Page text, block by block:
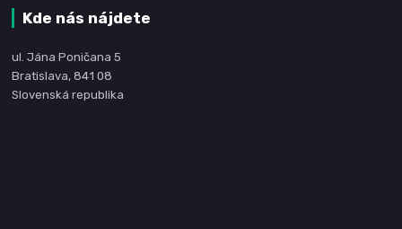
Kde nás nájdete
ul. Jána Poničana 5
Bratislava, 841 08
Slovenská republika